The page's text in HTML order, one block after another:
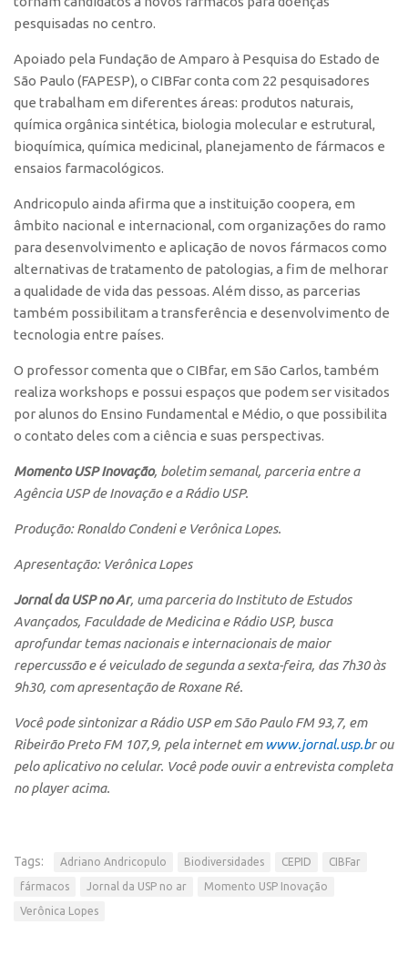
CEPIX
INCTs
PRPI/USP
InovaUSP
Comunicação
Eventos
Agenda AUSPIN
Fala Inovação
Premiações
Edição 2019
Edição 2017
Inovação em Números
Propriedade Intelectual
Marcas
Softwares
Cultivares
Desenho Industrial
Buscar Anterioridade
Como solicitar
Portal do Inventor
Transferência de Tecnologia
pesquisadas no centro.
Apoiado pela Fundação de Amparo à Pesquisa do Estado de
São Paulo (FAPESP), o CIBFar conta com 22 pesquisadores
que trabalham em diferentes áreas: produtos naturais,
química orgânica sintética, biologia molecular e estrutural,
bioquímica, química medicinal, planejamento de fármacos e
ensaios farmacológicos.
Andricopulo ainda afirma que a instituição coopera, em
âmbito nacional e internacional, com organizações do ramo
para desenvolvimento e aplicação de novos fármacos como
alternativas de tratamento de patologias, a fim de melhorar
a qualidade de vida das pessoas. Além disso, as parcerias
também possibilitam a transferência e desenvolvimento de
tecnologia entre países.
O professor comenta que o CIBfar, em São Carlos, também
realiza workshops e possui espaços que podem ser visitados
por alunos do Ensino Fundamental e Médio, o que possibilita
o contato deles com a ciência e suas perspectivas.
Momento USP Inovação, boletim semanal, parceria entre a
Agência USP de Inovação e a Rádio USP.
Produção: Ronaldo Condeni e Verônica Lopes.
Apresentação: Verônica Lopes
Jornal da USP no Ar, uma parceria do Instituto de Estudos
Avançados, Faculdade de Medicina e Rádio USP, busca
aprofundar temas nacionais e internacionais de maior
repercussão e é veiculado de segunda a sexta-feira, das 7h30 às
9h30, com apresentação de Roxane Ré.
Você pode sintonizar a Rádio USP em São Paulo FM 93,7, em
Ribeirão Preto FM 107,9, pela internet em www.jornal.usp.br ou
pelo aplicativo no celular. Você pode ouvir a entrevista completa
no player acima.
Tags: Adriano Andricopulo Biodiversidades CEPID CIBFar
fármacos Jornal da USP no ar Momento USP Inovação
Verônica Lopes